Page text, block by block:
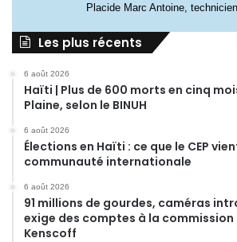
Placide Marc Antoine,
Les plus récents
6 août 2026
Haïti | Plus de 600 morts en cinq
Plaine, selon le BINUH
6 août 2026
Élections en Haïti : ce que le CEP
communauté internationale
6 août 2026
91 millions de gourdes, caméras
exige des comptes à la
Kenscoff